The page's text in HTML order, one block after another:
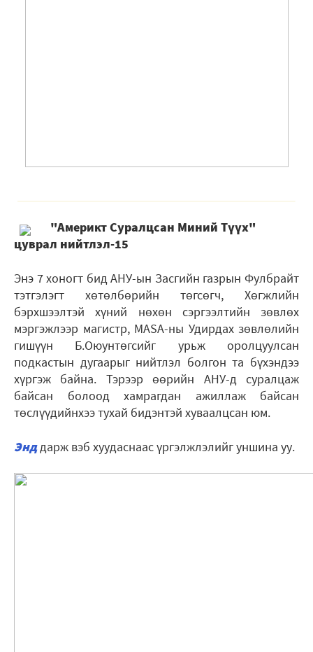
"Америкт Суралцсан Миний Түүх"
цуврал нийтлэл-15
Энэ 7 хоногт бид АНУ-ын Засгийн газрын Фулбрайт
тэтгэлэгт хөтөлбөрийн төгсөгч, Хөгжлийн
бэрхшээлтэй хүний нөхөн сэргээлтийн зөвлөх
мэргэжлээр магистр, MASA-ны Удирдах зөвлөлийн
гишүүн Б.Оюунтөгсийг урьж оролцуулсан
подкастын дугаарыг нийтлэл болгон та бүхэндээ
хүргэж байна. Тэрээр өөрийн АНУ-д суралцаж
байсан болоод хамрагдан ажиллаж байсан
төслүүдийнхээ тухай бидэнтэй хуваалцсан юм.
Энддарж вэб хуудаснаас үргэлжлэлийг уншина уу.